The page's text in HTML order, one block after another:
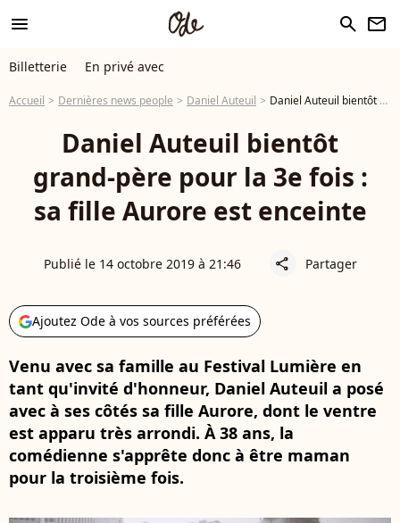
menu search newsletter
Billetterie En privé avec
Accueil Dernières news people Daniel Auteuil Daniel Auteuil bientôt grand-père pour la 3e fois : sa fille Aurore est enceinte
Daniel Auteuil bientôt
grand-père pour la 3e fois :
sa fille Aurore est enceinte
Publié le 14 octobre 2019 à 21:46 share Partager
Ajoutez Ode à vos sources préférées
Venu avec sa famille au Festival Lumière en
tant qu'invité d'honneur, Daniel Auteuil a posé
avec à ses côtés sa fille Aurore, dont le ventre
est apparu très arrondi. À 38 ans, la
comédienne s'apprête donc à être maman
pour la troisième fois.